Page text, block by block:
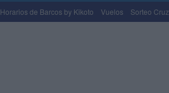
Horarios de Barcos by Kikoto Vuelos Sorteo